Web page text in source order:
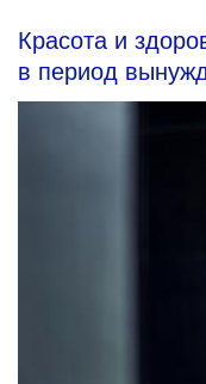
Красота и
в период